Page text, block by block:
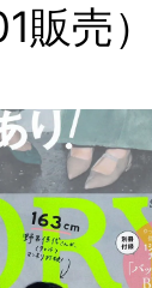
販売